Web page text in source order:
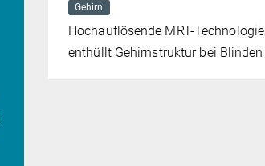
Gehirn
Hochauflösende MRT-Technologie
enthüllt Gehirnstruktur bei Blinden